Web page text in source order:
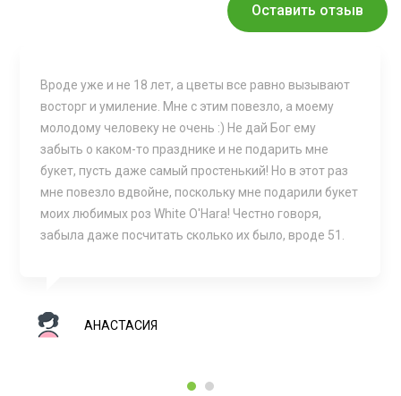
Оставить отзыв
Вроде уже и не 18 лет, а цветы все равно вызывают
восторг и умиление. Мне с этим повезло, а моему
молодому человеку не очень :) Не дай Бог ему
забыть о каком-то празднике и не подарить мне
букет, пусть даже самый простенький! Но в этот раз
мне повезло вдвойне, поскольку мне подарили букет
моих любимых роз White O'Hara! Честно говоря,
забыла даже посчитать сколько их было, вроде 51.
АНАСТАСИЯ
1 2